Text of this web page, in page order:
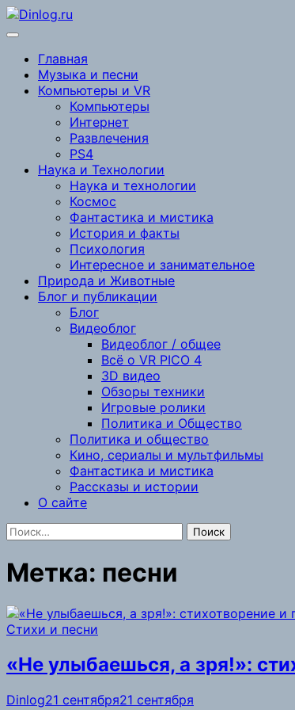
Перейти
к
Главная
Музыка и песни
Компьютеры и VR
Компьютеры
Интернет
Развлечения
PS4
Наука и Технологии
Наука и технологии
Космос
Фантастика и мистика
История и факты
Психология
Интересное и занимательное
Природа и Животные
Блог и публикации
Блог
Видеоблог
Видеоблог / общее
Всё о VR PICO 4
3D видео
Обзоры техники
Игровые ролики
Политика и Общество
Политика и общество
Кино, сериалы и мультфильмы
Фантастика и мистика
Рассказы и истории
О сайте
Найти:
Метка: песни
Стихи и песни
«Не улыбаешься, а зря!»:
Dinlog21 сентября21 сентября